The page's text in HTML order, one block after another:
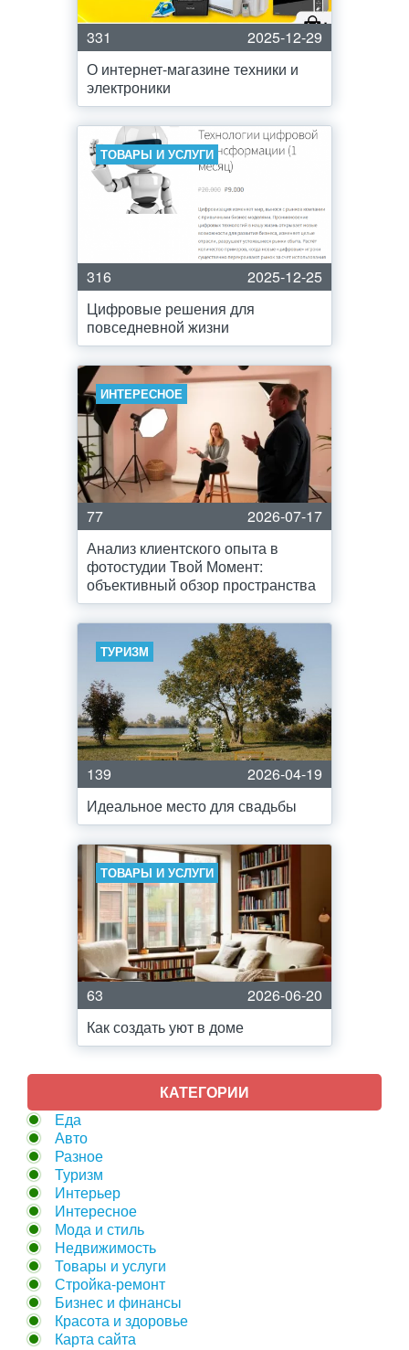
331
2025-12-29
О интернет-магазине техники и
электроники
ТОВАРЫ И УСЛУГИ
316
2025-12-25
Цифровые решения для
повседневной жизни
ИНТЕРЕСНОЕ
77
2026-07-17
Анализ клиентского опыта в
фотостудии Твой Момент:
объективный обзор пространства
ТУРИЗМ
139
2026-04-19
Идеальное место для свадьбы
ТОВАРЫ И УСЛУГИ
63
2026-06-20
Как создать уют в доме
КАТЕГОРИИ
Еда
Авто
Разное
Туризм
Интерьер
Интересное
Мода и стиль
Недвижимость
Товары и услуги
Стройка-ремонт
Бизнес и финансы
Красота и здоровье
Карта сайта